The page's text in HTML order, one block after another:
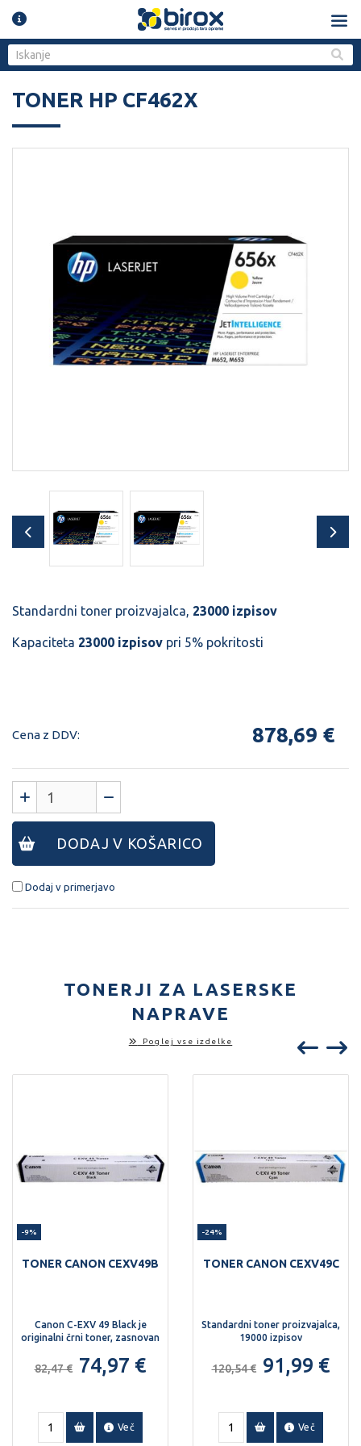
TONER HP CF462X
Standardni toner proizvajalca, 23000 izpisov
Kapaciteta 23000 izpisov pri 5% pokritosti
Cena z DDV: 878,69 €
DODAJ V KOŠARICO
Dodaj v primerjavo
TONERJI ZA LASERSKE
NAPRAVE
Poglej vse izdelke
-9%
TONER CANON CEXV49B
Canon C-EXV 49 Black je
originalni črni toner, zasnovan
tiskanje v napravah Canon
imageRUNNER ADVANCE.
82,47 € 74,97 €
Več
-24%
TONER CANON CEXV49C
Standardni toner proizvajalca,
19000 izpisov
120,54 € 91,99 €
Več